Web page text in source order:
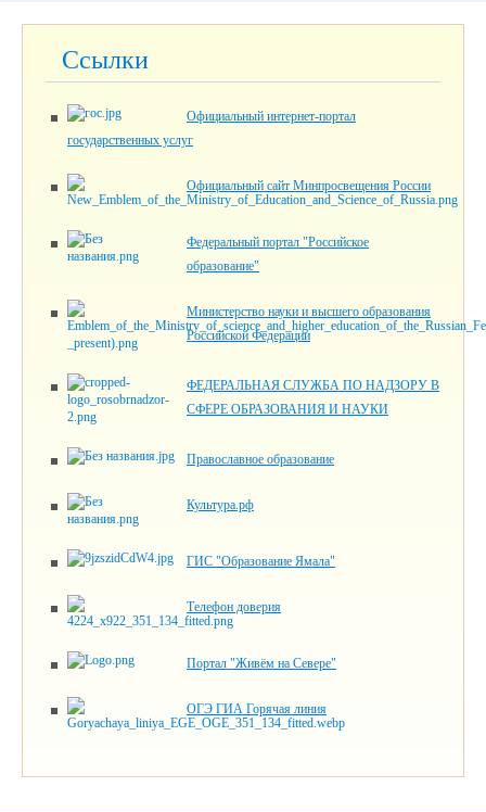
Ссылки
Официальный интернет-портал
государственных услуг
Официальный сайт Минпросвещения России
Федеральный портал "Российское
образование"
Министерство науки и высшего образования
Российской Федерации
ФЕДЕРАЛЬНАЯ СЛУЖБА ПО НАДЗОРУ В
СФЕРЕ ОБРАЗОВАНИЯ И НАУКИ
Православное образование
Культура.рф
ГИС "Образование Ямала"
Телефон доверия
Портал "Живём на Севере"
ОГЭ ГИА Горячая линия